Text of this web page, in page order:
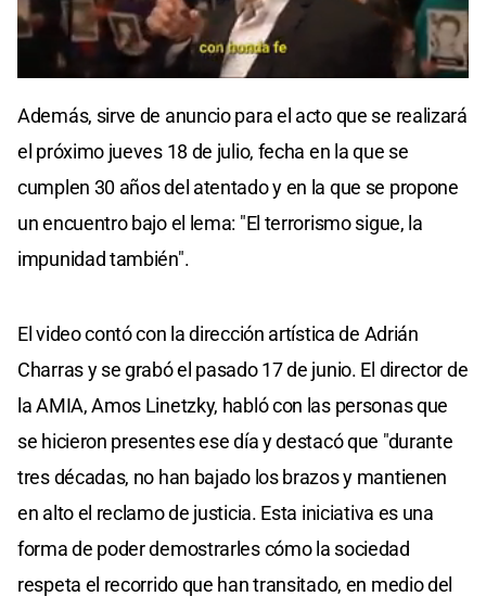
seconds
of
seconds
Además, sirve de anuncio para el acto que se realizará
el próximo jueves 18 de julio, fecha en la que se
cumplen 30 años del atentado y en la que se propone
un encuentro bajo el lema: "El terrorismo sigue, la
impunidad también".
El video contó con la dirección artística de Adrián
Charras y se grabó el pasado 17 de junio. El director de
la AMIA, Amos Linetzky, habló con las personas que
se hicieron presentes ese día y destacó que "durante
tres décadas, no han bajado los brazos y mantienen
en alto el reclamo de justicia. Esta iniciativa es una
forma de poder demostrarles cómo la sociedad
respeta el recorrido que han transitado, en medio del